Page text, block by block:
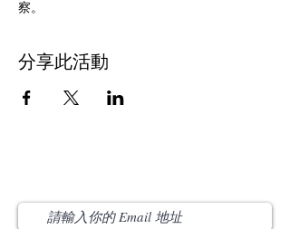
察。
分享此活動